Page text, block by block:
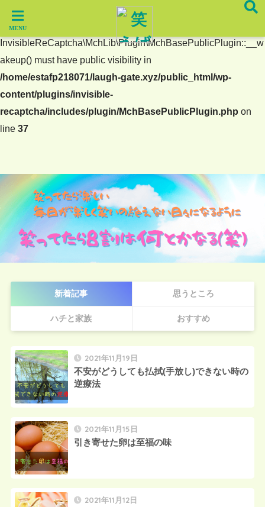
Warning
InvisibleReCaptcha\MchLib\Plugin\MchBasePublicPlugin::__w
akeup() must have public visibility in
/home/estafp218071/laugh-gate.xyz/public_html/wp-
content/plugins/invisible-
recaptcha/includes/plugin/MchBasePublicPlugin.php on
line 37
新着記事 思うところ
ハチと家族 おすすめ
2021年11月19日
不安がどうしても払拭(手放し)できない時の
逆療法
2021年11月15日
引き寄せた卵は至福の味
2021年11月12日